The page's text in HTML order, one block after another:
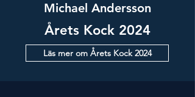
Michael Andersson
Årets Kock 2024
Läs mer om Årets Kock 2024